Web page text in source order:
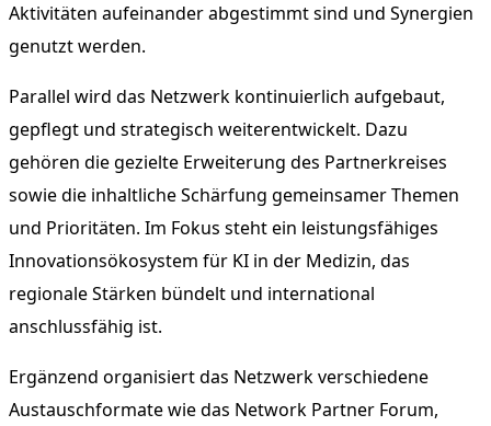
Aktivitäten aufeinander abgestimmt sind und Synergien
genutzt werden.
Parallel wird das Netzwerk kontinuierlich aufgebaut,
gepflegt und strategisch weiterentwickelt. Dazu
gehören die gezielte Erweiterung des Partnerkreises
sowie die inhaltliche Schärfung gemeinsamer Themen
und Prioritäten. Im Fokus steht ein leistungsfähiges
Innovationsökosystem für KI in der Medizin, das
regionale Stärken bündelt und international
anschlussfähig ist.
Ergänzend organisiert das Netzwerk verschiedene
Austauschformate wie das Network Partner Forum,